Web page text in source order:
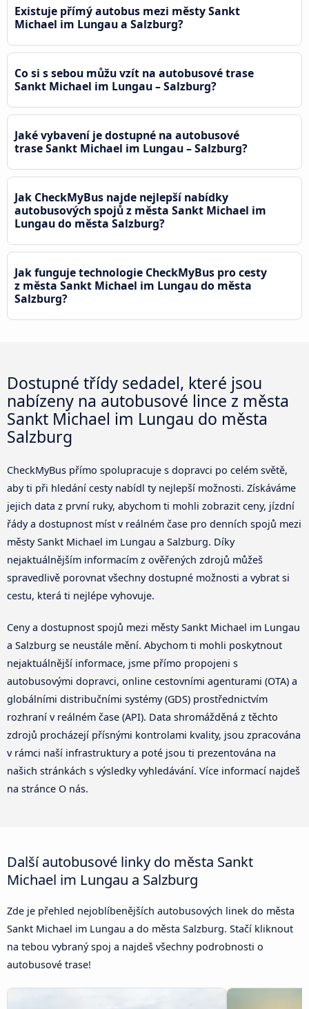
Existuje přímý autobus mezi městy Sankt
Michael im Lungau a Salzburg?
Co si s sebou můžu vzít na autobusové trase
Sankt Michael im Lungau – Salzburg?
Jaké vybavení je dostupné na autobusové
trase Sankt Michael im Lungau – Salzburg?
Jak CheckMyBus najde nejlepší nabídky
autobusových spojů z města Sankt Michael im
Lungau do města Salzburg?
Jak funguje technologie CheckMyBus pro cesty
z města Sankt Michael im Lungau do města
Salzburg?
Dostupné třídy sedadel, které jsou
nabízeny na autobusové lince z města
Sankt Michael im Lungau do města
Salzburg
CheckMyBus přímo spolupracuje s dopravci po celém světě,
aby ti při hledání cesty nabídl ty nejlepší možnosti. Získáváme
jejich data z první ruky, abychom ti mohli zobrazit ceny, jízdní
řády a dostupnost míst v reálném čase pro denních spojů mezi
městy Sankt Michael im Lungau a Salzburg. Díky
nejaktuálnějším informacím z ověřených zdrojů můžeš
spravedlivě porovnat všechny dostupné možnosti a vybrat si
cestu, která ti nejlépe vyhovuje.
Ceny a dostupnost spojů mezi městy Sankt Michael im Lungau
a Salzburg se neustále mění. Abychom ti mohli poskytnout
nejaktuálnější informace, jsme přímo propojeni s
autobusovými dopravci, online cestovními agenturami (OTA) a
globálními distribučními systémy (GDS) prostřednictvím
rozhraní v reálném čase (API). Data shromážděná z těchto
zdrojů procházejí přísnými kontrolami kvality, jsou zpracována
v rámci naší infrastruktury a poté jsou ti prezentována na
našich stránkách s výsledky vyhledávání. Více informací najdeš
na stránce O nás.
Další autobusové linky do města Sankt
Michael im Lungau a Salzburg
Zde je přehled nejoblíbenějších autobusových linek do města
Sankt Michael im Lungau a do města Salzburg. Stačí kliknout
na tebou vybraný spoj a najdeš všechny podrobnosti o
autobusové trase!